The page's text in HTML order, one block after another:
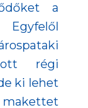
a
régi
ki lehet
makettet